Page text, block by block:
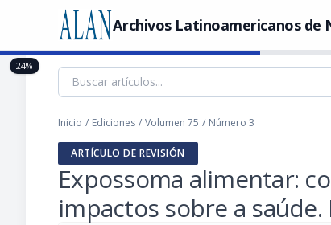
Archivos Latinoamericanos de
Inicio / Ediciones / Volumen 75 / Número 3
ARTÍCULO DE REVISIÓN
Expossoma alimentar:
impactos sobre a
24%